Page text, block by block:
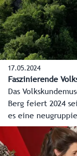
17.05.2024
Faszinierende
Das
Berg feiert 2024
es eine
eine Sonderschau
mit der